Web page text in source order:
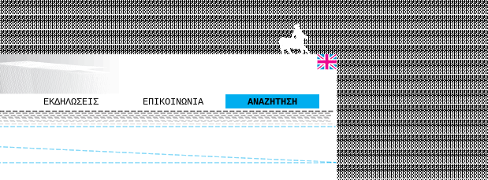
ΕΚΔΗΛΩΣΕΙΣ ΕΠΙΚΟΙΝΩΝΙΑ ΑΝΑΖΗΤΗΣΗ